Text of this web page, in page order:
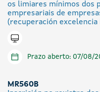
os limiares mínimos dos
empresariais de
(recuperación excelencia
Tramitar en liña
Prazo aberto: 07/08/
MR560B